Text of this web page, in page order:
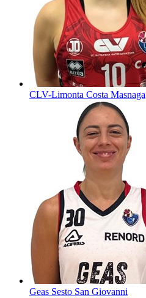
CLV-Limonta Costa Masnaga
Geas Sesto San Giovanni